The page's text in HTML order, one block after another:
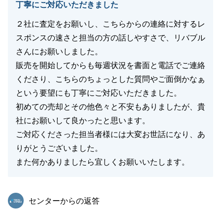
閉じる
丁寧にご対応いただきました
２社に査定をお願いし、こちらからの連絡に対するレ
スポンスの速さと担当の方の話しやすさで、リバブル
さんにお願いしました。
販売を開始してからも毎週状況を書面と電話でご連絡
くださり、こちらのちょっとした質問やご面倒かなぁ
という要望にも丁寧にご対応いただきました。
初めての売却とその他色々と不安もありましたが、貴
社にお願いして良かったと思います。
ご対応くださった担当者様には大変お世話になり、あ
りがとうございました。
また何かありましたら宜しくお願いいたします。
東急リバブル
センターからの返答